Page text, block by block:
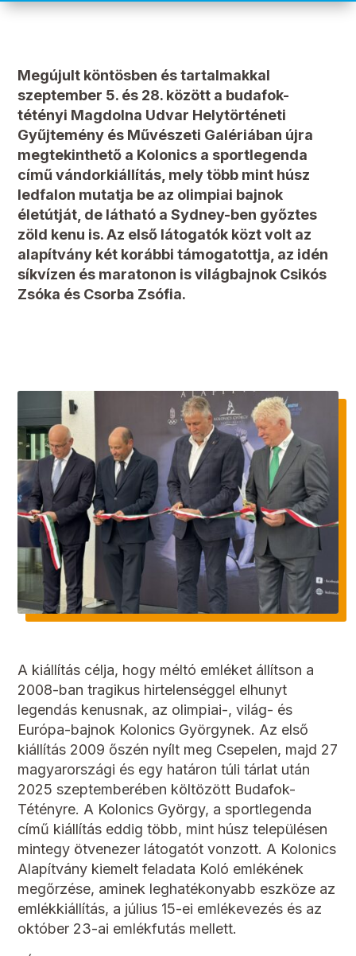
Megújult köntösben és tartalmakkal
szeptember 5. és 28. között a budafok-
tétényi Magdolna Udvar Helytörténeti
Gyűjtemény és Művészeti Galériában újra
megtekinthető a Kolonics a sportlegenda
című vándorkiállítás, mely több mint húsz
ledfalon mutatja be az olimpiai bajnok
életútját, de látható a Sydney-ben győztes
zöld kenu is. Az első látogatók közt volt az
alapítvány két korábbi támogatottja, az idén
síkvízen és maratonon is világbajnok Csikós
Zsóka és Csorba Zsófia.
A kiállítás célja, hogy méltó emléket állítson a
2008-ban tragikus hirtelenséggel elhunyt
legendás kenusnak, az olimpiai-, világ- és
Európa-bajnok Kolonics Györgynek. Az első
kiállítás 2009 őszén nyílt meg Csepelen, majd 27
magyarországi és egy határon túli tárlat után
2025 szeptemberében költözött Budafok-
Tétényre. A Kolonics György, a sportlegenda
című kiállítás eddig több, mint húsz településen
mintegy ötvenezer látogatót vonzott. A Kolonics
Alapítvány kiemelt feladata Koló emlékének
megőrzése, aminek leghatékonyabb eszköze az
emlékkiállítás, a július 15-ei emlékevezés és az
október 23-ai emlékfutás mellett.